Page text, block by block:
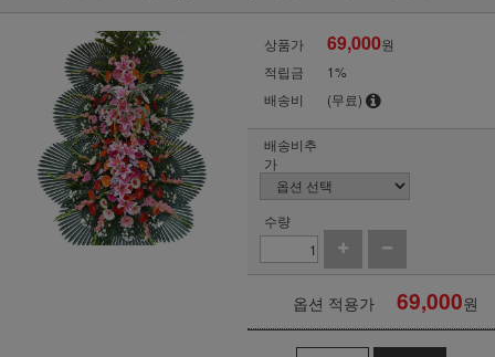
상품가 69,000원
적립금
1%
배송비
(무료)
배송비추
가
수량
옵션 적용가 69,000원